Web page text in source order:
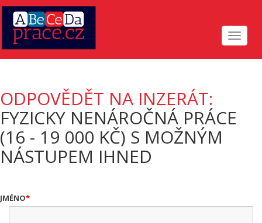
Toggle
ODPOVĚDĚT NA INZERÁT:
FYZICKY NENÁROČNÁ PRÁCE
(16 - 19 000 KČ) S MOŽNÝM
NÁSTUPEM IHNED
JMÉNO